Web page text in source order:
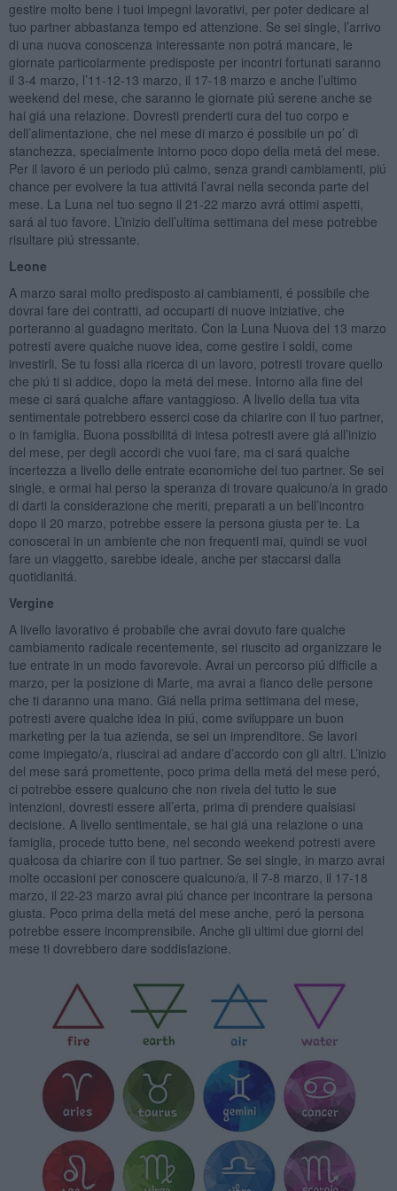
gestire molto bene i tuoi impegni lavorativi, per poter dedicare al
tuo partner abbastanza tempo ed attenzione. Se sei single, l’arrivo
di una nuova conoscenza interessante non potrá mancare, le
giornate particolarmente predisposte per incontri fortunati saranno
il 3-4 marzo, l’11-12-13 marzo, il 17-18 marzo e anche l’ultimo
weekend del mese, che saranno le giornate piú serene anche se
hai giá una relazione. Dovresti prenderti cura del tuo corpo e
dell’alimentazione, che nel mese di marzo é possibile un po’ di
stanchezza, specialmente intorno poco dopo della metá del mese.
Per il lavoro é un periodo piú calmo, senza grandi cambiamenti, piú
chance per evolvere la tua attivitá l’avrai nella seconda parte del
mese. La Luna nel tuo segno il 21-22 marzo avrá ottimi aspetti,
sará al tuo favore. L’inizio dell’ultima settimana del mese potrebbe
risultare piú stressante.
Leone
A marzo sarai molto predisposto ai cambiamenti, é possibile che
dovrai fare dei contratti, ad occuparti di nuove iniziative, che
porteranno al guadagno meritato. Con la Luna Nuova del 13 marzo
potresti avere qualche nuove idea, come gestire i soldi, come
investirli. Se tu fossi alla ricerca di un lavoro, potresti trovare quello
che piú ti si addice, dopo la metá del mese. Intorno alla fine del
mese ci sará qualche affare vantaggioso. A livello della tua vita
sentimentale potrebbero esserci cose da chiarire con il tuo partner,
o in famiglia. Buona possibilitá di intesa potresti avere giá all’inizio
del mese, per degli accordi che vuoi fare, ma ci sará qualche
incertezza a livello delle entrate economiche del tuo partner. Se sei
single, e ormai hai perso la speranza di trovare qualcuno/a in grado
di darti la considerazione che meriti, preparati a un bell’incontro
dopo il 20 marzo, potrebbe essere la persona giusta per te. La
conoscerai in un ambiente che non frequenti mai, quindi se vuoi
fare un viaggetto, sarebbe ideale, anche per staccarsi dalla
quotidianitá.
Vergine
A livello lavorativo é probabile che avrai dovuto fare qualche
cambiamento radicale recentemente, sei riuscito ad organizzare le
tue entrate in un modo favorevole. Avrai un percorso piú difficile a
marzo, per la posizione di Marte, ma avrai a fianco delle persone
che ti daranno una mano. Giá nella prima settimana del mese,
potresti avere qualche idea in piú, come sviluppare un buon
marketing per la tua azienda, se sei un imprenditore. Se lavori
come impiegato/a, riuscirai ad andare d’accordo con gli altri. L’inizio
del mese sará promettente, poco prima della metá del mese peró,
ci potrebbe essere qualcuno che non rivela del tutto le sue
intenzioni, dovresti essere all’erta, prima di prendere qualsiasi
decisione. A livello sentimentale, se hai giá una relazione o una
famiglia, procede tutto bene, nel secondo weekend potresti avere
qualcosa da chiarire con il tuo partner. Se sei single, in marzo avrai
molte occasioni per conoscere qualcuno/a, il 7-8 marzo, il 17-18
marzo, il 22-23 marzo avrai piú chance per incontrare la persona
giusta. Poco prima della metá del mese anche, peró la persona
potrebbe essere incomprensibile. Anche gli ultimi due giorni del
mese ti dovrebbero dare soddisfazione.